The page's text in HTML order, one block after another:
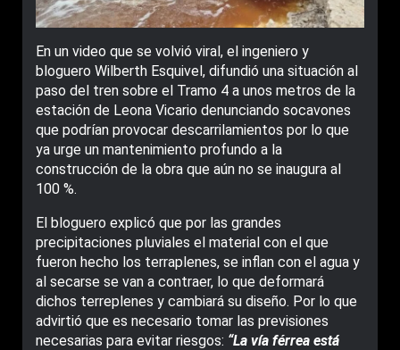
En un video que se volvió viral, el ingeniero y
bloguero Wilberth Esquivel, difundió una situación al
paso del tren sobre el Tramo 4 a unos metros de la
estación de Leona Vicario denunciando socavones
que podrían provocar descarrilamientos por lo que
ya urge un mantenimiento profundo a la
construcción de la obra que aún no se inaugura al
100 %.
El bloguero explicó que por las grandes
precipitaciones pluviales el material con el que
fueron hecho los terraplenes, se inflan con el agua y
al secarse se van a contraer, lo que deformará
dichos terreplenes y cambiará su diseño. Por lo que
advirtió que es necesario tomar las previsiones
necesarias para evitar riesgos: “La vía férrea está